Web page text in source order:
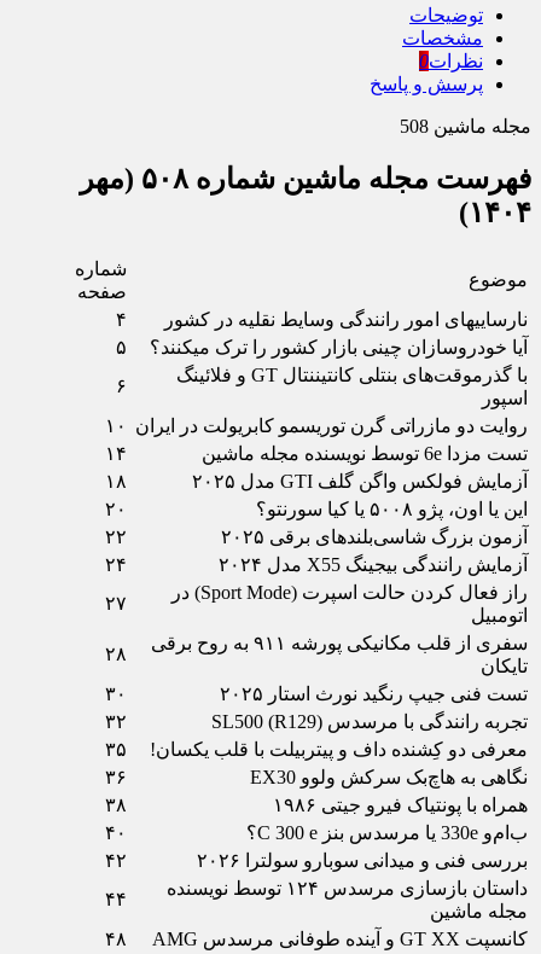
توضیحات
مشخصات
نظرات0
پرسش و پاسخ
مجله ماشین 508
فهرست مجله ماشین شماره ۵۰۸ (مهر
۱۴۰۴)
موضوع
شماره
صفحه
نارسایی‏های امور رانندگی وسایط نقلیه در کشور
۴
آیا خودروسازان چینی‏ بازار کشور را ترک می‏کنند؟
۵
با گذرموقت‌های بنتلی کانتیننتال GT و فلائینگ
اسپور
۶
روایت دو مازراتی گرن توریسمو کابریولت در ایران
۱۰
تست مزدا 6e توسط نویسنده مجله ماشین
۱۴
آزمایش فولکس واگن گلف GTI مدل ۲۰۲۵
۱۸
این یا اون، پژو ۵۰۰۸ یا کیا سورنتو؟
۲۰
آزمون بزرگ شاسی‌بلندهای برقی ۲۰۲۵
۲۲
آزمایش رانندگی بیجینگ X55 مدل ۲۰۲۴
۲۴
راز فعال کردن حالت اسپرت (Sport Mode) در
اتومبیل
۲۷
سفری از قلب مکانیکی پورشه ۹۱۱ به روح برقی
تایکان
۲۸
تست فنی جیپ رنگید نورث استار ۲۰۲۵
۳۰
تجربه رانندگی با مرسدس (SL500 (R129
۳۲
معرفی دو کِشنده داف و پیتربیلت با قلب یکسان!
۳۵
نگاهی به هاچ‌بک سرکش ولوو EX30
۳۶
همراه با پونتیاک فیرو جی‏تی ۱۹۸۶
۳۸
ب‌ام‌و 330e یا مرسدس بنز C 300 e؟
۴۰
بررسی فنی و میدانی سوبارو سولترا ۲۰۲۶
۴۲
داستان بازسازی مرسدس ۱۲۴ توسط نویسنده
مجله ماشین
۴۴
کانسپت GT XX و آینده طوفانی مرسدس AMG
۴۸